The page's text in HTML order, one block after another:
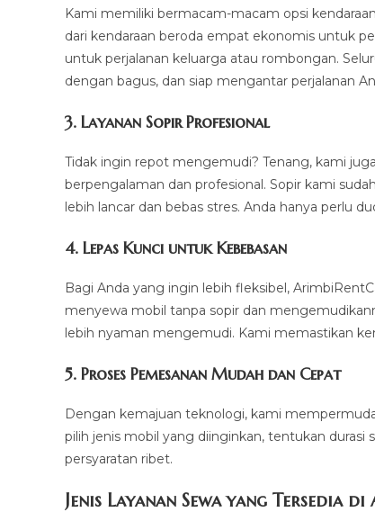
Kami memiliki bermacam-macam opsi
dari kendaraan beroda empat ekonomis untuk
untuk perjalanan keluarga atau rombongan.
dengan bagus, dan siap mengantar perjalanan
3. Layanan Sopir Profesional
Tidak ingin repot mengemudi? Tenang, kami
berpengalaman dan profesional. Sopir kami
lebih lancar dan bebas stres. Anda hanya perlu
4. Lepas Kunci untuk Kebebasan
Bagi Anda yang ingin lebih fleksibel,
menyewa mobil tanpa sopir dan
lebih nyaman mengemudi. Kami memastikan
5. Proses Pemesanan Mudah dan Cepat
Dengan kemajuan teknologi, kami
pilih jenis mobil yang diinginkan, tentukan durasi
persyaratan ribet.
Jenis Layanan Sewa yang Tersedia